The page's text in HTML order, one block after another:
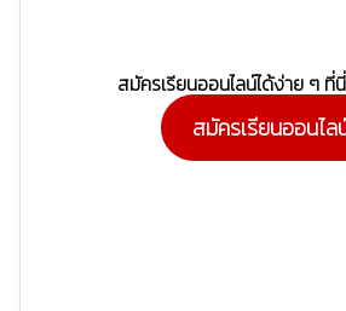
สมัครเรียนออนไลน์ได้ง่าย ๆ ที่
สมัครเรียนออนไล